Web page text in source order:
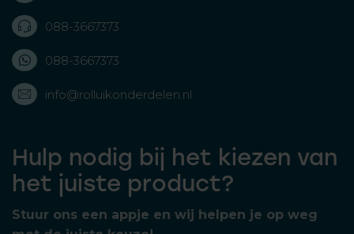
088-3667373
088-3667373
info@rolluikonderdelen.nl
Hulp nodig bij het kiezen van
het juiste product?
Stuur ons een appje en wij helpen je op weg